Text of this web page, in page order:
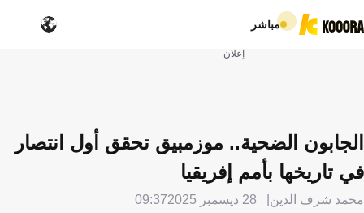
مباشر
إعلان
الجابون الضحية.. موزمبيق تحقق أول انتصار
في تاريخها بأمم إفريقيا
محمد شرف الدين 28 ديسمبر 2025 09:37